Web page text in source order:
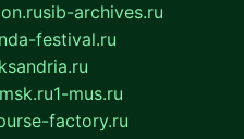
sib-archives.ru
festival.ru
1-mus.ru
factory.ru